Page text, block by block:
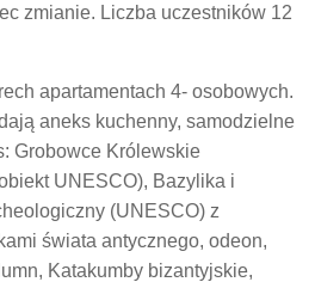
zmianie. Liczba uczestników 12
apartamentach 4- osobowych.
aneks kuchenny, samodzielne
Grobowce Królewskie
UNESCO), Bazylika i
(UNESCO) z
świata antycznego, odeon,
Katakumby bizantyjskie,